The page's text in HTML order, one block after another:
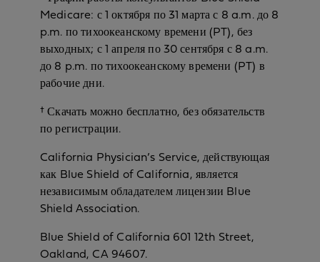
Medicare: с 1 октября по 31 марта с 8 a.m. до 8
p.m. по тихоокеанскому времени (PT), без
выходных; с 1 апреля по 30 сентября с 8 a.m.
до 8 p.m. по тихоокеанскому времени (PT) в
рабочие дни.
† Скачать можно бесплатно, без обязательств
по регистрации.
California Physician’s Service, действующая
как Blue Shield of California, является
независимым обладателем лицензии Blue
Shield Association.
Blue Shield of California 601 12th Street,
Oakland, CA 94607.